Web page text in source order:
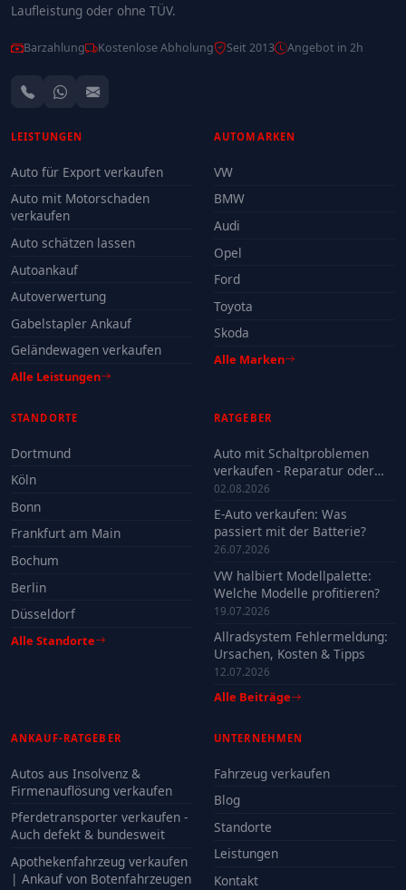
Laufleistung oder ohne TÜV.
Barzahlung Kostenlose Abholung Seit 2013 Angebot in 2h
LEISTUNGEN
Auto für Export verkaufen
Auto mit Motorschaden
verkaufen
Auto schätzen lassen
Autoankauf
Autoverwertung
Gabelstapler Ankauf
Geländewagen verkaufen
Alle Leistungen
AUTOMARKEN
VW
BMW
Audi
Opel
Ford
Toyota
Skoda
Alle Marken
STANDORTE
Dortmund
Köln
Bonn
Frankfurt am Main
Bochum
Berlin
Düsseldorf
Alle Standorte
RATGEBER
Auto mit Schaltproblemen
verkaufen - Reparatur oder
Verkauf?
02.08.2026
E-Auto verkaufen: Was
passiert mit der Batterie?
26.07.2026
VW halbiert Modellpalette:
Welche Modelle profitieren?
19.07.2026
Allradsystem Fehlermeldung:
Ursachen, Kosten & Tipps
12.07.2026
Alle Beiträge
ANKAUF-RATGEBER
Autos aus Insolvenz &
Firmenauflösung verkaufen
Pferdetransporter verkaufen -
Auch defekt & bundesweit
Apothekenfahrzeug verkaufen
| Ankauf von Botenfahrzeugen
UNTERNEHMEN
Fahrzeug verkaufen
Blog
Standorte
Leistungen
Kontakt